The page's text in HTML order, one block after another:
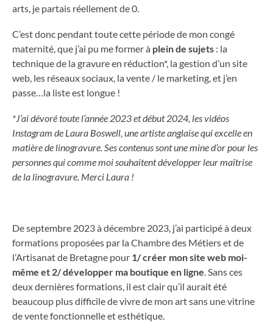
arts, je partais réellement de 0.
C’est donc pendant toute cette période de mon congé
maternité, que j’ai pu me former à plein de sujets : la
technique de la gravure en réduction*, la gestion d’un site
web, les réseaux sociaux, la vente / le marketing, et j’en
passe…la liste est longue !
*J’ai dévoré toute l’année 2023 et début 2024, les vidéos
Instagram de Laura Boswell, une artiste anglaise qui excelle en
matière de linogravure. Ses contenus sont une mine d’or pour les
personnes qui comme moi souhaitent développer leur maîtrise
de la linogravure. Merci Laura !
De septembre 2023 à décembre 2023, j’ai participé à deux
formations proposées par la Chambre des Métiers et de
l’Artisanat de Bretagne pour 1/ créer mon site web moi-
même et 2/ développer ma boutique en ligne. Sans ces
deux dernières formations, il est clair qu’il aurait été
beaucoup plus difficile de vivre de mon art sans une vitrine
de vente fonctionnelle et esthétique.